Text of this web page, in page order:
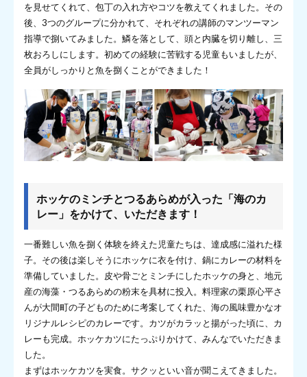
を見せてくれて、包丁の入れ方やコツを教えてくれました。その
後、3つのグループに分かれて、それぞれの講師のマンツーマン
指導で捌いてみました。鱗を落として、頭と内臓を切り離し、三
枚おろしにします。初めての経験に苦戦する児童もいましたが、
全員がしっかりと魚を捌くことができました！
ホッケのミンチとつるあらめが入った「海のカ
レー」をかけて、いただきます！
一番難しい魚を捌く体験を終えた児童たちは、達成感に溢れた様
子。その後は楽しそうにホッケに衣を付け、鍋にカレーの材料を
準備していました。皮や骨ごとミンチにしたホッケの身と、地元
産の海藻・つるあらめの粉末を具材に投入。料理家の栗原心平さ
んが大間町の子どものために考案してくれた、海の風味豊かなオ
リジナルレシピのカレーです。カツがカラッと揚がった頃に、カ
レーも完成。ホッケカツにたっぷりかけて、みんなでいただきま
した。
まずはホッケカツを実食。サクッといい音が聞こえてきました。